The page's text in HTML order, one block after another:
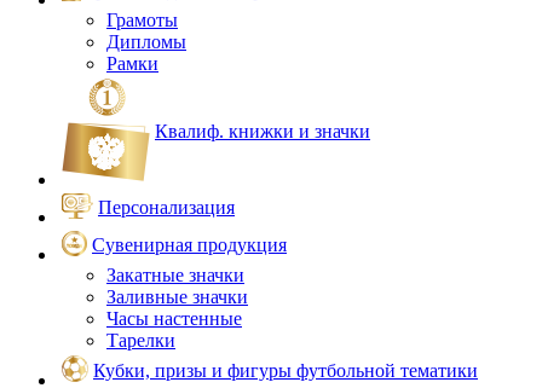
Грамоты
Дипломы
Рамки
Квалиф. книжки и значки
Персонализация
Сувенирная продукция
Закатные значки
Заливные значки
Часы настенные
Тарелки
Кубки, призы и фигуры футбольной тематики